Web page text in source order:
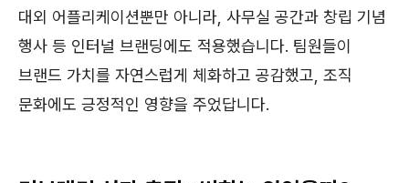
대외 어플리케이션뿐만 아니라, 사무실 공간과 창립 기념
행사 등 인터널 브랜딩에도 적용했습니다. 팀원들이
브랜드 가치를 자연스럽게 체화하고 공감했고, 조직
문화에도 긍정적인 영향을 주었답니다.